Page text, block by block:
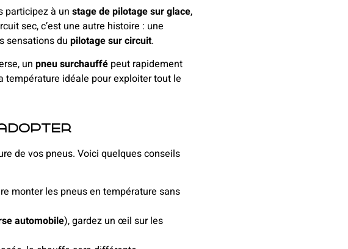
participez à un stage de pilotage sur glace,
sec, c’est une autre histoire : une
sensations du pilotage sur circuit.
un pneu surchauffé peut rapidement
température idéale pour exploiter tout le
de vos pneus. Voici quelques conseils
monter les pneus en température sans
automobile), gardez un œil sur les